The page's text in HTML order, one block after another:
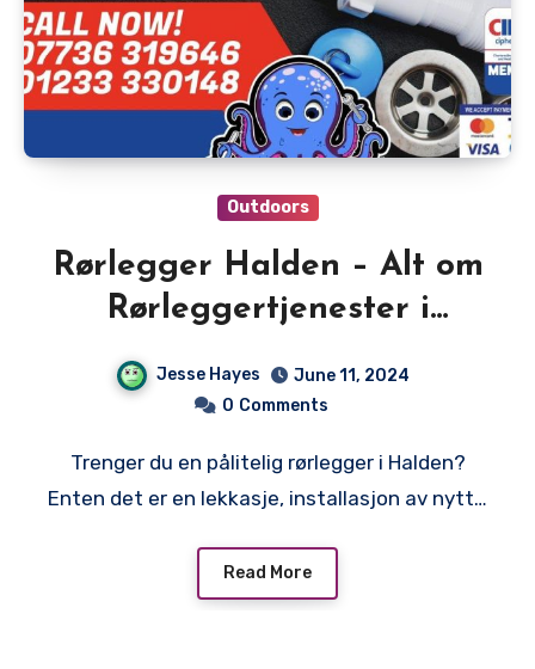
Outdoors
Rørlegger Halden – Alt om
Rørleggertjenester i
Jesse Hayes
June 11, 2024
0 Comments
Trenger du en pålitelig rørlegger i Halden?
Enten det er en lekkasje, installasjon av nytt…
Read More